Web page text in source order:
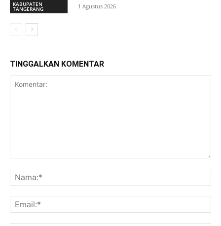
KABUPATEN
TANGERANG 1 Agustus 2026
TINGGALKAN KOMENTAR